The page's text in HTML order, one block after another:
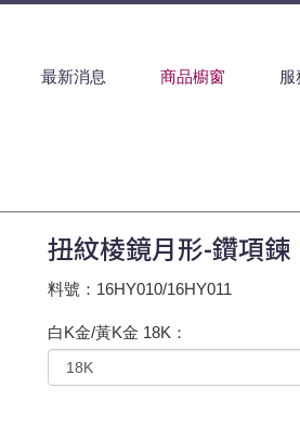
最新消息 商品櫥窗
扭紋棱鏡月形-鑽項鍊
料號：16HY010/16HY011
白K金/黃K金 18K：